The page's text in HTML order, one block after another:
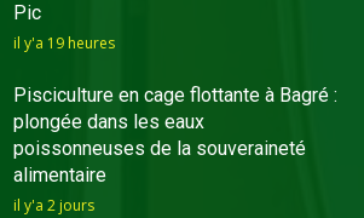
Pic
il y'a 19 heures
Pisciculture en cage flottante à Bagré :
plongée dans les eaux
poissonneuses de la souveraineté
alimentaire
il y'a 2 jours